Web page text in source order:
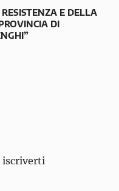
E DELLA
DI
iscriverti